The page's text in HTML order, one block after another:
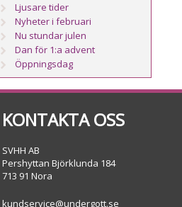
Ljusare tider
Nyheter i februari
Nu stundar julen
Dan för 1:a advent
Öppningsdag
KONTAKTA OSS
SVHH AB
Pershyttan Björklunda 184
713 91 Nora
kundservice@undergott.se